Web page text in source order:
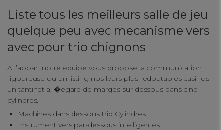
Liste tous les meilleurs salle de jeu
quelque peu avec mecanisme vers
avec pour trio chignons
A l’appart notre equipe vous propose la communication
rigoureuse ou un listing nos leurs plus redoutables casinos
un tantinet a l�egard de marges sur dessous dans cinq
cylindres.
Machines dans dessous trio Cylindres
Instrument vers par-dessous intelligentes